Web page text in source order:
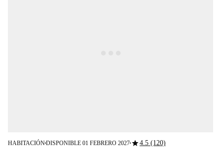
HABITACIÓN■DISPONIBLE 01 FEBRERO 2027■star4.5 (120)